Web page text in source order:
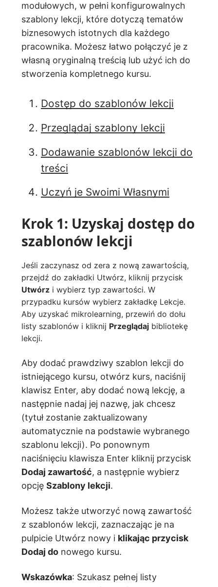
modułowych, w pełni konfigurowalnych
szablony lekcji, które dotyczą tematów
biznesowych istotnych dla każdego
pracownika. Możesz łatwo połączyć je z
własną oryginalną treścią lub użyć ich do
stworzenia kompletnego kursu.
Dostęp do szablonów lekcji
Przeglądaj szablony lekcji
Dodawanie szablonów lekcji do
treści
Uczyń je Swoimi Własnymi
Krok 1: Uzyskaj dostęp do
szablonów lekcji
Jeśli zaczynasz od zera z nową zawartością,
przejdź do zakładki Utwórz, kliknij przycisk
Utwórz i wybierz typ zawartości. W
przypadku kursów wybierz zakładkę Lekcje.
Aby uzyskać mikrolearning, przewiń do dołu
listy szablonów i kliknij Przeglądaj bibliotekę
lekcji.
Aby dodać prawdziwy szablon lekcji do
istniejącego kursu, otwórz kurs, naciśnij
klawisz Enter, aby dodać nową lekcję, a
następnie nadaj jej nazwę, jak chcesz
(tytuł zostanie zaktualizowany
automatycznie na podstawie wybranego
szablonu lekcji). Po ponownym
naciśnięciu klawisza Enter kliknij przycisk
Dodaj zawartość, a następnie wybierz
opcję Szablony lekcji.
Możesz także utworzyć nową zawartość
z szablonów lekcji, zaznaczając je na
pulpicie Utwórz nowy i klikając przycisk
Dodaj do nowego kursu.
Wskazówka: Szukasz pełnej listy